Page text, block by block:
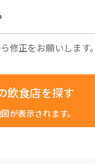
修正をお願いします。
飲食店を探す
が表示されます。